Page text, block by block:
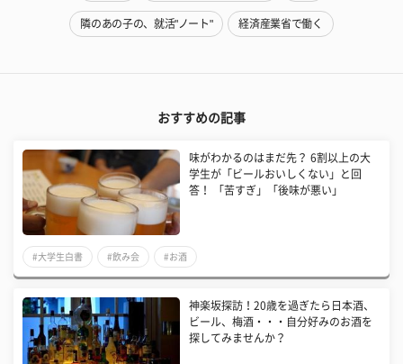
隣のあの子の、就活"ノート" 経済産業省で働く
おすすめの記事
味がわかるのはまだ先？ 6割以上の大
学生が「ビールおいしくない」と回
答！ 「苦すぎ」「後味が悪い」
#大学生白書 #飲み会 #お酒
神楽坂探訪！20歳を過ぎたら日本酒、
ビール、梅酒・・・自分好みのお酒を
探してみませんか？